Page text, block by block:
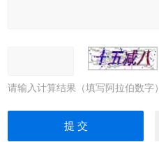
请输入计算结果（填写阿拉伯数字